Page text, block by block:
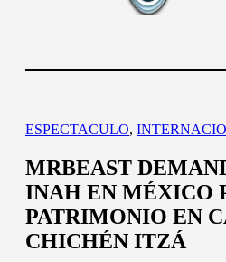
ESPECTACULO,
MRBEAST
INAH EN MÉXICO
PATRIMONIO EN
CHICHÉN ITZÁ